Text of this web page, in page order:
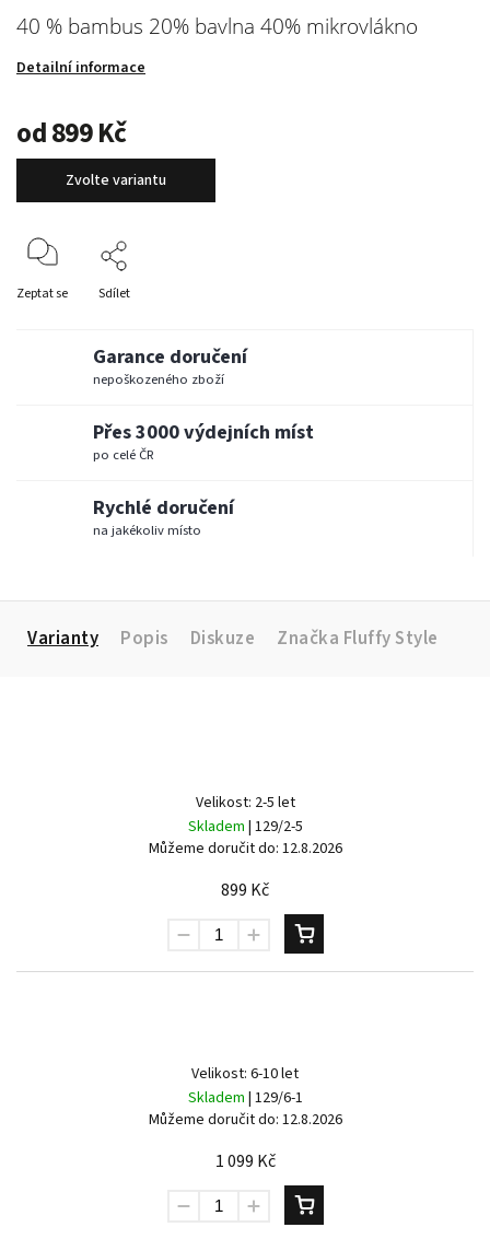
40 % bambus 20% bavlna 40% mikrovlákno
Detailní informace
od899 Kč
Zvolte variantu
Zeptat se Sdílet
Garance doručení
nepoškozeného zboží
Přes 3000 výdejních míst
po celé ČR
Rychlé doručení
na jakékoliv místo
Varianty Popis Diskuze Značka Fluffy Style
Velikost: 2-5 let
Skladem | 129/2-5
Můžeme doručit do: 12.8.2026
899 Kč
Velikost: 6-10 let
Skladem | 129/6-1
Můžeme doručit do: 12.8.2026
1 099 Kč